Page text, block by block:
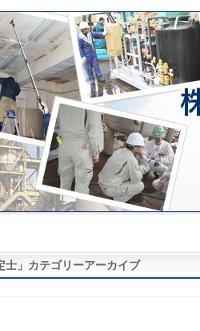
士 」カテゴリーアーカイブ